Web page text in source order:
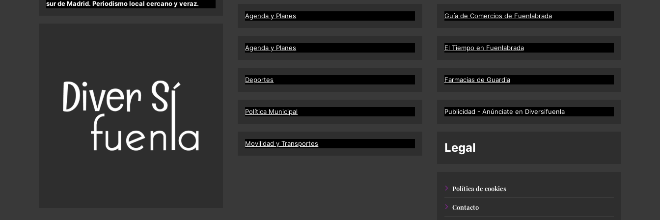
sur de Madrid. Periodismo local cercano y veraz.
Agenda y Planes
Agenda y Planes
Deportes
Política Municipal
Movilidad y Transportes
Guía de Comercios de Fuenlabrada
El Tiempo en Fuenlabrada
Farmacias de Guardia
Publicidad - Anúnciate en Diversifuenla
Legal
Política de cookies
Contacto